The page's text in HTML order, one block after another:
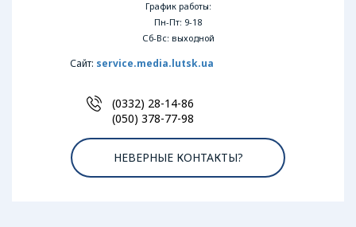
График работы:
Пн-Пт: 9-18
Сб-Вс: выходной
Сайт: service.media.lutsk.ua
(0332) 28-14-86
(050) 378-77-98
НЕВЕРНЫЕ КОНТАКТЫ?